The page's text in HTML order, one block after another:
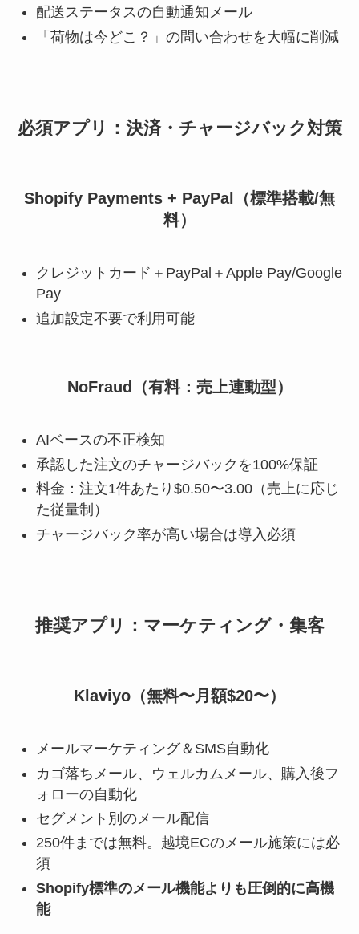
配送ステータスの自動通知メール
「荷物は今どこ？」の問い合わせを大幅に削減
必須アプリ：決済・チャージバック対策
Shopify Payments + PayPal（標準搭載/無
料）
クレジットカード＋PayPal＋Apple Pay/Google
Pay
追加設定不要で利用可能
NoFraud（有料：売上連動型）
AIベースの不正検知
承認した注文のチャージバックを100%保証
料金：注文1件あたり$0.50〜3.00（売上に応じ
た従量制）
チャージバック率が高い場合は導入必須
推奨アプリ：マーケティング・集客
Klaviyo（無料〜月額$20〜）
メールマーケティング＆SMS自動化
カゴ落ちメール、ウェルカムメール、購入後フ
ォローの自動化
セグメント別のメール配信
250件までは無料。越境ECのメール施策には必
須
Shopify標準のメール機能よりも圧倒的に高機
能